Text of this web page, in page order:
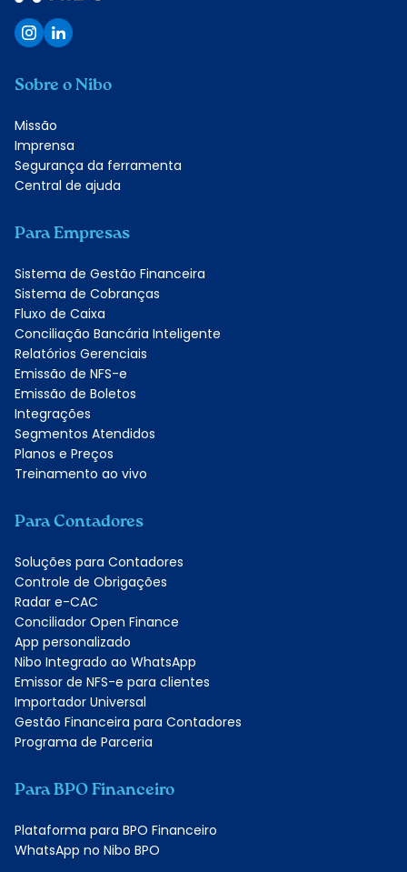
Sobre o Nibo
Missão
Imprensa
Segurança da ferramenta
Central de ajuda
Para Empresas
Sistema de Gestão Financeira
Sistema de Cobranças
Fluxo de Caixa
Conciliação Bancária Inteligente
Relatórios Gerenciais
Emissão de NFS-e
Emissão de Boletos
Integrações
Segmentos Atendidos
Planos e Preços
Treinamento ao vivo
Para Contadores
Soluções para Contadores
Controle de Obrigações
Radar e-CAC
Conciliador Open Finance
App personalizado
Nibo Integrado ao WhatsApp
Emissor de NFS-e para clientes
Importador Universal
Gestão Financeira para Contadores
Programa de Parceria
Para BPO Financeiro
Plataforma para BPO Financeiro
WhatsApp no Nibo BPO